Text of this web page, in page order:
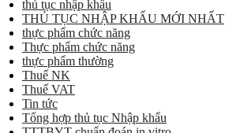
thủ tục nhập khẩu
THỦ TỤC NHẬP KHẨU MỚI NHẤT
thực phẩm chức năng
Thực phẩm chức năng
thực phẩm thường
Thuế NK
Thuế VAT
Tin tức
Tổng hợp thủ tục Nhập khẩu